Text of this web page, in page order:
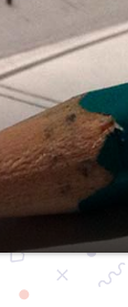
просто